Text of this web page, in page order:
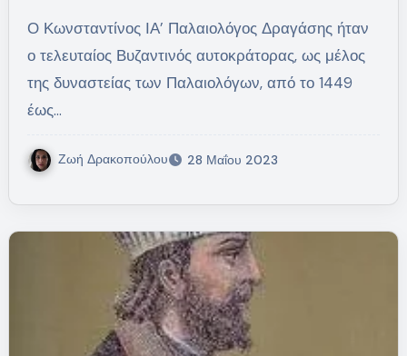
Ο Κωνσταντίνος ΙΑ’ Παλαιολόγος Δραγάσης ήταν
ο τελευταίος Βυζαντινός αυτοκράτορας, ως μέλος
της δυναστείας των Παλαιολόγων, από το 1449
έως…
Ζωή Δρακοπούλου 28 Μαΐου 2023